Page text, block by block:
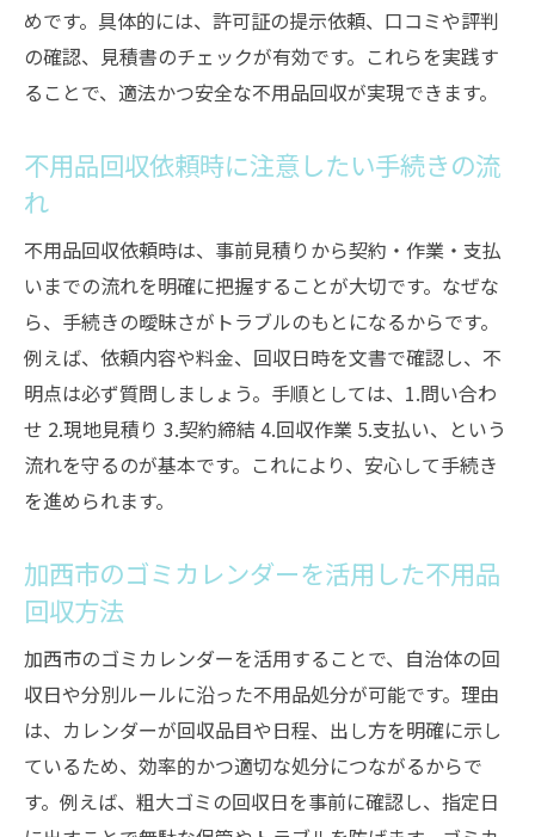
悪質な不用品回収業者を避けるためのポイント
不用品回収で注意すべき悪質業者の特徴と
は
策
ト
無許可不用品回収業者に依頼するリスクを
解説
加西市のクリーンセンター利用も検討しよ
う
口コミや体験談から学ぶ不用品回収の事例
許可を持つ不用品回収業者を見極めるコツ
理解
許可証提示の有無で不用品回収業者を判断
ド
業者の許可番号や行政登録の確認方法を解
説
無許可の不用品回収業者を避けるべき理由
信頼できる不用品回収業者の見極めポイン
めです。具体的には、許可証の提示依頼、口コミや評判
の確認、見積書のチェックが有効です。これらを実践す
ることで、適法かつ安全な不用品回収が実現できます。
不用品回収依頼時に注意したい手続きの流
れ
不用品回収依頼時は、事前見積りから契約・作業・支払
いまでの流れを明確に把握することが大切です。なぜな
ら、手続きの曖昧さがトラブルのもとになるからです。
例えば、依頼内容や料金、回収日時を文書で確認し、不
明点は必ず質問しましょう。手順としては、1.問い合わ
せ 2.現地見積り 3.契約締結 4.回収作業 5.支払い、という
流れを守るのが基本です。これにより、安心して手続き
を進められます。
加西市のゴミカレンダーを活用した不用品
回収方法
加西市のゴミカレンダーを活用することで、自治体の回
収日や分別ルールに沿った不用品処分が可能です。理由
は、カレンダーが回収品目や日程、出し方を明確に示し
ているため、効率的かつ適切な処分につながるからで
す。例えば、粗大ゴミの回収日を事前に確認し、指定日